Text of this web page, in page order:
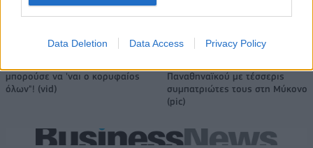
Data Deletion Data Access Privacy Policy
Το FIAT 500 Hybrid τώρα από 18.990 ευρώ
μπορούσε να 'ναι ο κορυφαίος
όλων"! (vid)
Παναθηναϊκού με τέσσερις
συμπατριώτες τους στη Μύκονο
(pic)